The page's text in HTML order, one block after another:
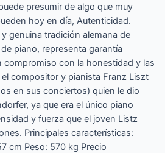
presumir de algo que muy
hoy en día, Autenticidad.
genuina tradición alemana de
piano, representa garantía
compromiso con la honestidad y las
compositor y pianista Franz Liszt
en sus conciertos) quien le dio
ya que era el único piano
y fuerza que el joven Listz
Principales características:
cm Peso: 570 kg Precio